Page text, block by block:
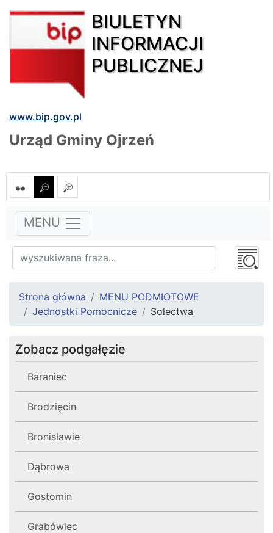
BIULETYN
INFORMACJI
PUBLICZNEJ
www.bip.gov.pl
Urząd Gminy Ojrzeń
MENU
Strona główna
MENU PODMIOTOWE
Jednostki Pomocnicze
Sołectwa
Zobacz podgałęzie
Baraniec
Brodzięcin
Bronisławie
Dąbrowa
Gostomin
Grabówiec